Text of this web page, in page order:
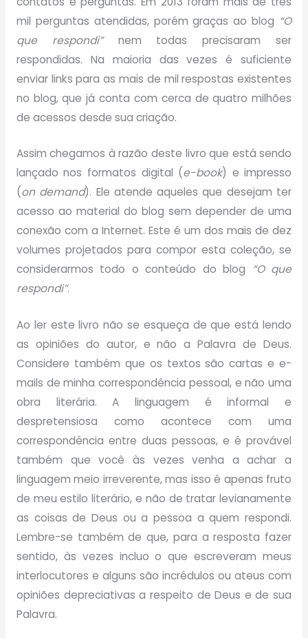
mil perguntas atendidas, porém graças ao blog “O
que respondi”nem todas precisaram ser
respondidas. Na maioria das vezes é suficiente
enviar links para as mais de mil respostas existentes
no blog, que já conta com cerca de quatro milhões
de acessos desde sua criação.
Assim chegamos à razão deste livro que está sendo
lançado nos formatos digital (e-book) e impresso
(on demand). Ele atende aqueles que desejam ter
acesso ao material do blog sem depender de uma
conexão com a Internet. Este é um dos mais de dez
volumes projetados para compor esta coleção, se
considerarmos todo o conteúdo do blog
“O que
respondi”.
Ao ler este livro não se esqueça de que está lendo
as opiniões do autor, e não a Palavra de Deus.
Considere também que os textos são cartas e e-
mails de minha correspondência pessoal, e não uma
obra literária. A linguagem é informal e
despretensiosa como acontece com uma
correspondência entre duas pessoas, e é provável
também que você às vezes venha a achar a
linguagem meio irreverente, mas isso é apenas fruto
de meu estilo literário, e não de tratar levianamente
as coisas de Deus ou a pessoa a quem respondi.
Lembre-se também de que, para a resposta fazer
sentido, às vezes incluo o que escreveram meus
interlocutores e alguns são incrédulos ou ateus com
opiniões depreciativas a respeito de Deus e de sua
Palavra.